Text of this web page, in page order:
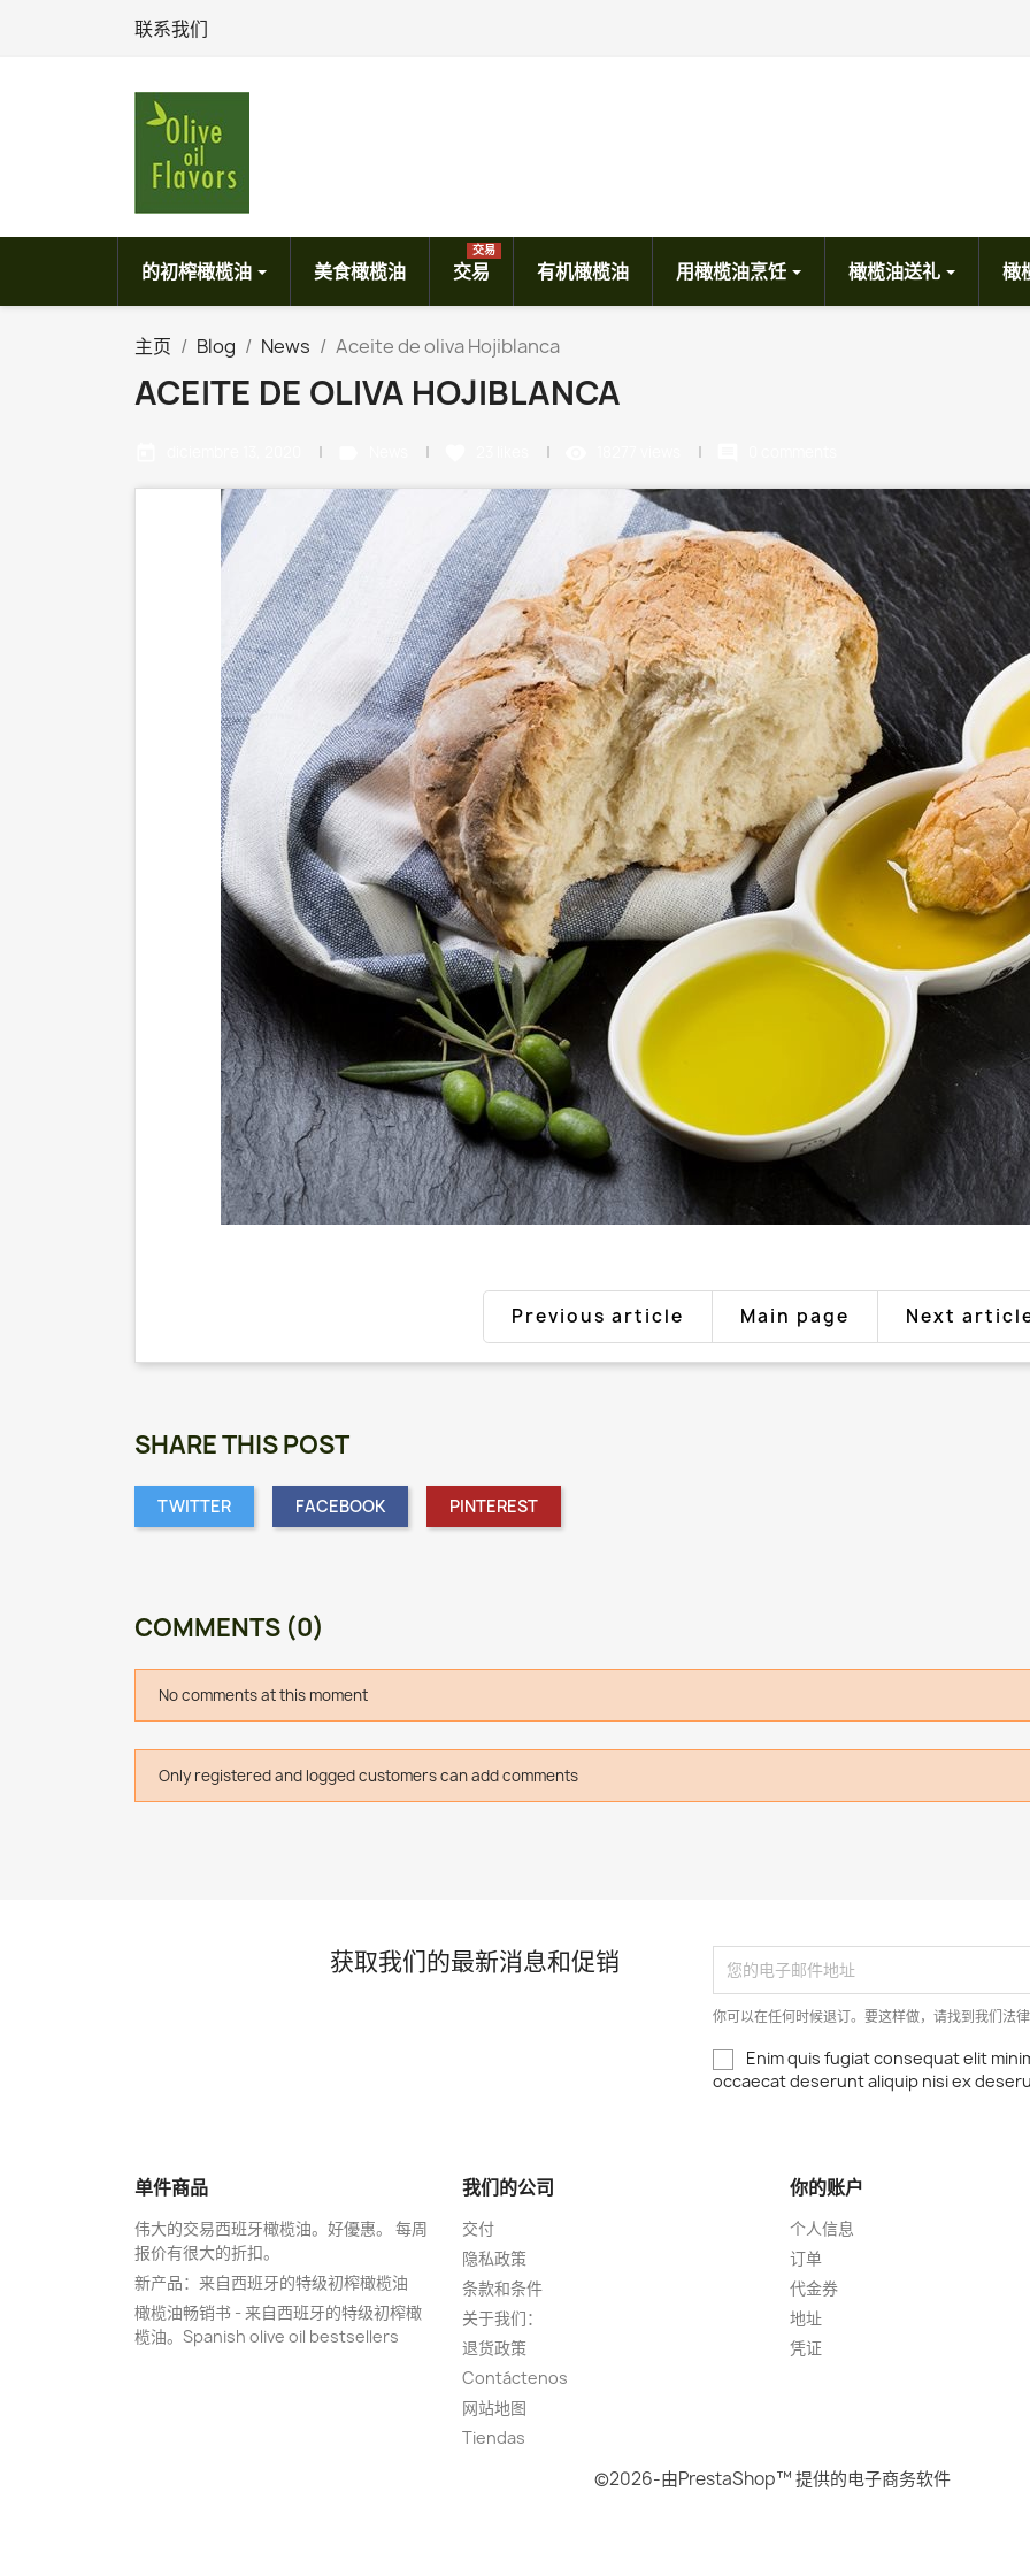
联系我们
的初榨橄榄油 美食橄榄油 交易
交易
有机橄榄油 用橄榄油烹饪 橄榄油送礼 橄
主页 Blog News Aceite de oliva Hojiblanca
ACEITE DE OLIVA HOJIBLANCA
Previous article Main page Next
SHARE THIS POST
TWITTER FACEBOOK PINTEREST
COMMENTS (0)
No comments at this moment
Only registered and logged customers can add comments
获取我们的最新消息和促销
你可以在任何时候退订。要这样做，请找到我们法
Enim quis fugiat consequat elit
occaecat deserunt aliquip nisi ex
单件商品
伟大的交易西班牙橄榄油。好優惠。 每周
报价有很大的折扣。
新产品：来自西班牙的特级初榨橄榄油
橄榄油畅销书 - 来自西班牙的特级初榨橄
榄油。Spanish olive oil bestsellers
我们的公司
交付
隐私政策
条款和条件
关于我们：
退货政策
Contáctenos
网站地图
Tiendas
你的账户
个人信息
订单
代金券
地址
凭证
©2026-由PrestaShop™ 提供的电子商务软件